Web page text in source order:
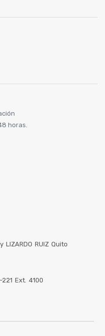
horas.
LIZARDO RUIZ Quito
Ext. 4100